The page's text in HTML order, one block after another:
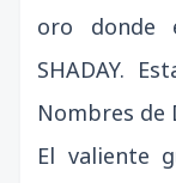
oro donde
SHADAY.
Nombres de
El valiente